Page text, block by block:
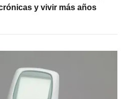
y vivir más años